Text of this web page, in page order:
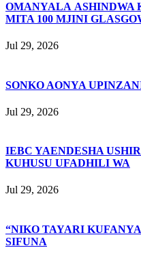
OMANYALA ASHINDWA
MITA 100 MJINI
Jul 29, 2026
SONKO AONYA
Jul 29, 2026
IEBC YAENDESHA
KUHUSU UFADHILI WA
Jul 29, 2026
“NIKO TAYARI
SIFUNA